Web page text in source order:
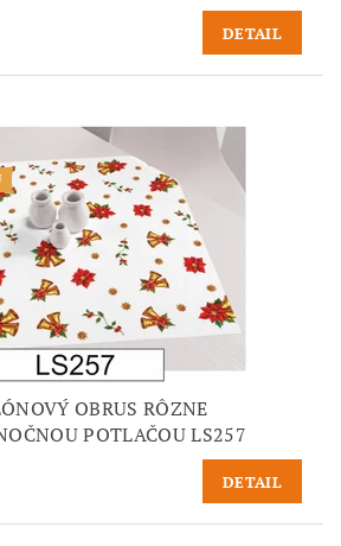
DETAIL
OBRUS RÔZNE
POTLAČOU LS257
DETAIL